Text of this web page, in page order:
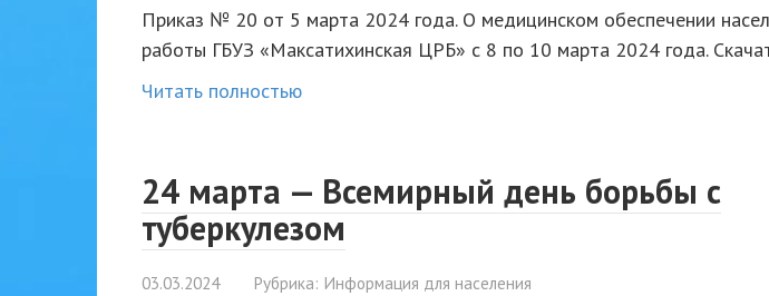
Приказ № 20 от 5 марта 2024 года. О медицинском обеспечении
работы ГБУЗ «Максатихинская ЦРБ» с 8 по 10 марта 2024 года.
Читать полностью
24 марта — Всемирный день борьбы с
туберкулезом
03.03.2024 Рубрика: Информация для населения